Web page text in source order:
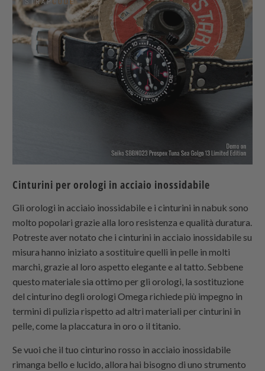
Cinturini per orologi in acciaio inossidabile
Gli orologi in acciaio inossidabile e i cinturini in nabuk sono
molto popolari grazie alla loro resistenza e qualità duratura.
Potreste aver notato che i cinturini in acciaio inossidabile su
misura hanno iniziato a sostituire quelli in pelle in molti
marchi, grazie al loro aspetto elegante e al tatto. Sebbene
questo materiale sia ottimo per gli orologi, la sostituzione
del cinturino degli orologi Omega richiede più impegno in
termini di pulizia rispetto ad altri materiali per cinturini in
pelle, come la placcatura in oro o il titanio.
Se vuoi che il tuo cinturino rosso in acciaio inossidabile
rimanga bello e lucido, allora hai bisogno di uno strumento